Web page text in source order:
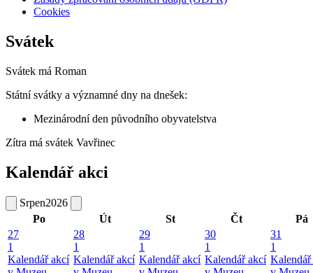
Cookies
Svátek
Svátek má Roman
Státní svátky a významné dny na dnešek:
Mezinárodní den původního obyvatelstva
Zítra má svátek Vavřinec
Kalendář akci
Srpen2026
Po
Út St Čt
Pá
27
1
Kalendář akcí
28
1
Kalendář akcí
29
1
Kalendář akcí
30
1
Kalendář akcí
31
1